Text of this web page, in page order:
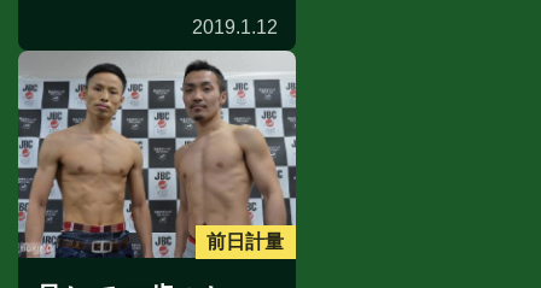
2019.1.12
前日計量